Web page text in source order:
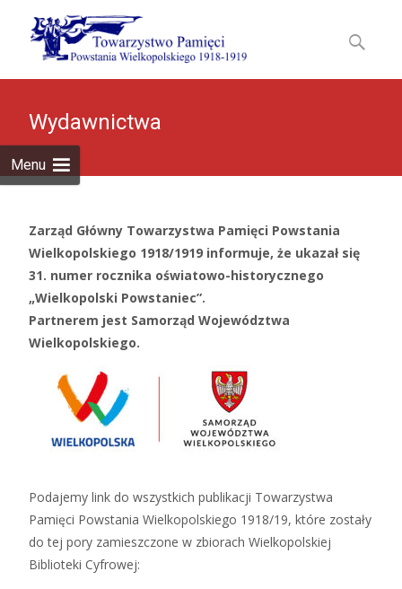
Menu
to
content
Szukaj:
Wydawnictwa
Zarząd Główny Towarzystwa Pamięci Powstania
Wielkopolskiego 1918/1919 informuje, że ukazał się
31. numer rocznika oświatowo-historycznego
„Wielkopolski Powstaniec”.
Partnerem jest Samorząd Województwa
Wielkopolskiego.
Podajemy link do wszystkich publikacji Towarzystwa
Pamięci Powstania Wielkopolskiego 1918/19, które zostały
do tej pory zamieszczone w zbiorach Wielkopolskiej
Biblioteki Cyfrowej: